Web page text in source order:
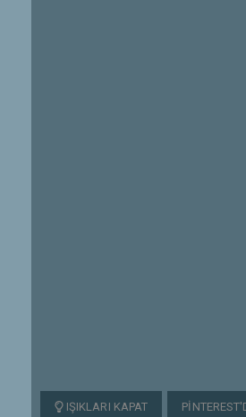
IŞIKLARI KAPAT